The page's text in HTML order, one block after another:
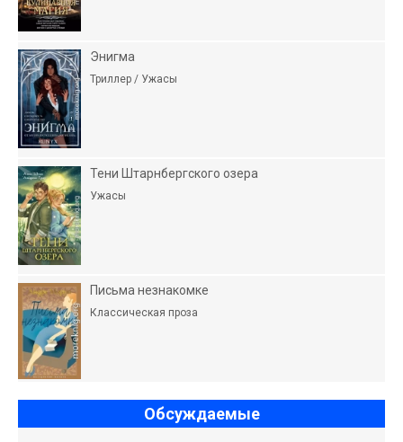
Энигма
Триллер / Ужасы
Тени Штарнбергского озера
Ужасы
Письма незнакомке
Классическая проза
Обсуждаемые